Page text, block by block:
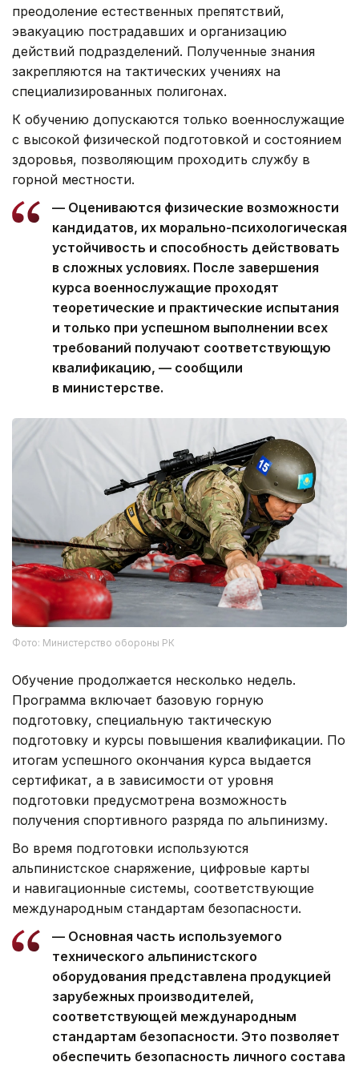
преодоление естественных препятствий,
эвакуацию пострадавших и организацию
действий подразделений. Полученные знания
закрепляются на тактических учениях на
специализированных полигонах.
К обучению допускаются только военнослужащие
с высокой физической подготовкой и состоянием
здоровья, позволяющим проходить службу в
горной местности.
— Оцениваются физические возможности
кандидатов, их морально-психологическая
устойчивость и способность действовать
в сложных условиях. После завершения
курса военнослужащие проходят
теоретические и практические испытания
и только при успешном выполнении всех
требований получают соответствующую
квалификацию, — сообщили
в министерстве.
Фото: Министерство обороны РК
Обучение продолжается несколько недель.
Программа включает базовую горную
подготовку, специальную тактическую
подготовку и курсы повышения квалификации. По
итогам успешного окончания курса выдается
сертификат, а в зависимости от уровня
подготовки предусмотрена возможность
получения спортивного разряда по альпинизму.
Во время подготовки используются
альпинистское снаряжение, цифровые карты
и навигационные системы, соответствующие
международным стандартам безопасности.
— Основная часть используемого
технического альпинистского
оборудования представлена продукцией
зарубежных производителей,
соответствующей международным
стандартам безопасности. Это позволяет
обеспечить безопасность личного состава